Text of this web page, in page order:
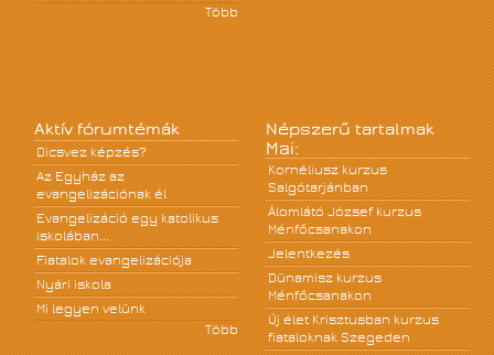
Több
Aktív fórumtémák
Dicsvez képzés?
Az Egyház az
evangelizációnak él
Evangelizáció egy katolikus
iskolában...
Fiatalok evangelizációja
Nyári iskola
Mi legyen velünk
Több
Népszerű tartalmak
Mai:
Kornéliusz kurzus
Salgótarjánban
Álomlátó József kurzus
Ménfőcsanakon
Jelentkezés
Dünamisz kurzus
Ménfőcsanakon
Új élet Krisztusban kurzus
fiataloknak Szegeden